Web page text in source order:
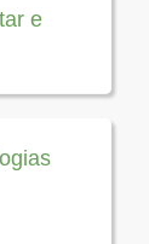
e